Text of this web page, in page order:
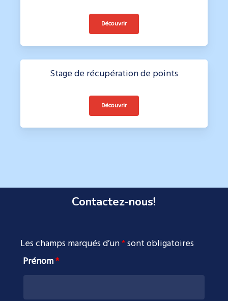
Découvrir
Stage de récupération de points
Découvrir
Contactez-nous!
Les champs marqués d’un*sont obligatoires
Prénom*